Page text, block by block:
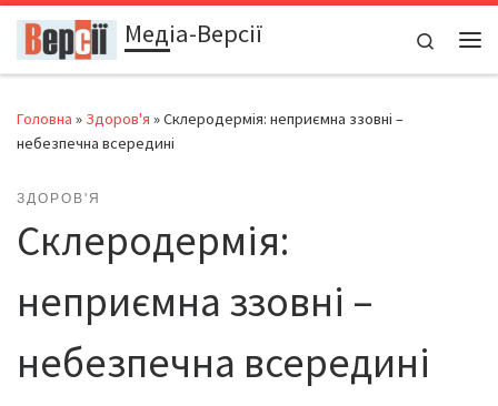
Перейти до вмістуМедіа-Версії
Search
Головна » Здоров'я »Склеродермія: неприємна ззовні –
небезпечна всередині
ЗДОРОВ'Я
Склеродермія:
неприємна ззовні –
небезпечна всередині